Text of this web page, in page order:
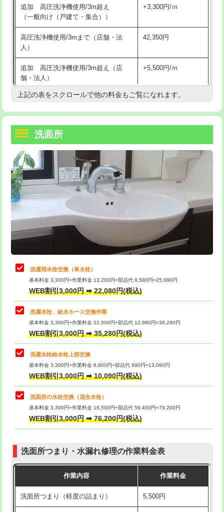
マス交換（深さ50㎝以上） 66,000円
コンクリート斫り（厚さ10㎝まで） 27,500円
コンクリート斫り（厚さ10㎝超え）
モルタル補修（厚さ10㎝まで）
モルタル補修（厚さ10㎝超え） 38,500円
洗面台設置 38,500円
追加人工
廃棄・処分 現場見積
※給水管工事は20mmまでの価格です。
持込商品取付（混合水栓） 16,500円
給水管工事※（ホール加工)
給水管工事※（バンド止め) 3,300円
給水管工事※（支持金具設置) 5,500円
給水管工事※（保温材使用（バンド止
め込み）)
5,500円
給水管工事※（土の掘削・埋め戻し作
業)
11,000円
給水管工事※（塩ビ管（VP・HI）使
用/3ｍまで)
33,000円
給水管工事※（塩ビ管（VP・HI）使
用（追加）/3ｍ超え)
給水管工事※（ライニング鋼管・銅
管・ポリ管・HT管使用/3ｍまで)
44,000円
給水管工事※（ライニング鋼管・銅
管・ポリ管・HT管使用/3ｍ超え)
排水管工事（土の掘削・埋め戻し作
業）
排水管工事（排水管工事/3ｍまで） 55,000円
排水管工事（追加 排水管工事/3ｍ超
え）
マス交換（土の掘削・埋め戻し作業）
マス交換（深さ50㎝未満）
マス交換（深さ50㎝以上）
モルタル補修（厚さ10㎝まで） 27,500円
モルタル補修（厚さ10㎝超え） 38,500円
追加 高圧洗浄機使用/3m超え
（一般向け（戸建て・集合））
+3,300円/ｍ
高圧洗浄機使用/3mまで（店舗・法
人）
42,350円
追加 高圧洗浄機使用/3m超え（店
舗・法人）
+5,500円/ｍ
高度高圧洗浄換 現地調査
トーラー機使用/3mまで
追加トーラー機使用/3m超え +3,300円
カメラ調査 33,000円
桝清掃
止水・漏水調査・防水処理・清掃・修
理・調整・分解・加工など（軽作業）
11,000円
止水・漏水調査・防水処理・清掃・修
理・調整・分解・加工など（中作業）
22,000円
止水・漏水調査・防水処理・清掃・修
理・調整・分解・加工など（重作業）
33,000円
キッチンタンク脱着
その他部品の脱着
交換・取付（タンク）
交換・取付(単水栓（壁付・デッキ
式）)
交換・取付(混合水栓（壁付・デッキ
式・ワンホール）)
16,500円+材料費
（P/S/ポップアップ））
交換・取付（その他部品） 11,000円+材料費
持込商品取付（単水栓） 13,200円
持込商品取付（混合水栓） 16,500円
上記の表をスクロールで他の料金もご覧になれます。
洗面所
洗濯用水栓交換（単水栓）
基本料金 3,300円+作業料金 13,200円+部品代 8,580円=25,080円
WEB割引3,000円 ➡ 22,080円(税込)
洗濯水栓、給水ホース交換作業
基本料金 3,300円+作業料金 22,000円+部品代 12,980円=38,280円
WEB割引3,000円 ➡ 35,280円(税込)
洗濯水栓給水栓上部交換
基本料金 3,300円+作業料金 8,800円+部品代 990円=13,090円
WEB割引3,000円 ➡ 10,090円(税込)
洗面所の水栓交換（混合水栓）
基本料金 3,300円+作業料金 16,500円+部品代 59,400円=79,200円
WEB割引3,000円 ➡ 76,200円(税込)
洗面所つまり・水漏れ修理の作業料金表
作業内容 作業料金
洗面所つまり（軽度の詰まり） 5,500円